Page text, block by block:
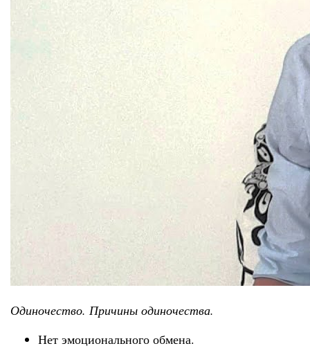
Одиночество. Причины одиночества.
Нет эмоционального обмена.